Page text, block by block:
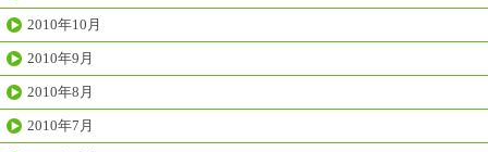
2010年10月
2010年9月
2010年8月
2010年7月